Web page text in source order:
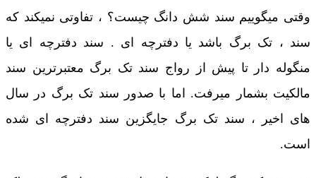
وقتی میگوییم سند شش دانگ چیست؟ ، تفاوتی نمیکند که
سند ، تک برگ باشد یا دفترچه ای . سند دفترچه ای یا
منگوله دار تا پیش از رواج سند تک برگ معتبرترین سند
مالکیت بشمار میرفت. اما با صدور سند تک برگ در سال
های اخیر ، سند تک برگ جایگزین سند دفترچه ای شده
است.